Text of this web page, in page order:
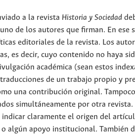
a la revista Historia y Sociedad
de los autores que firman. En ese
editoriales de la revista. Los
es decir, cuyo contenido no haya
académica (sean estos
de un trabajo propio y
una contribución original.
simultáneamente por otra
claramente el origen del
algún apoyo institucional. También